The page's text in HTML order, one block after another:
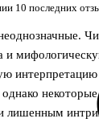
10 последних
и
лишенным